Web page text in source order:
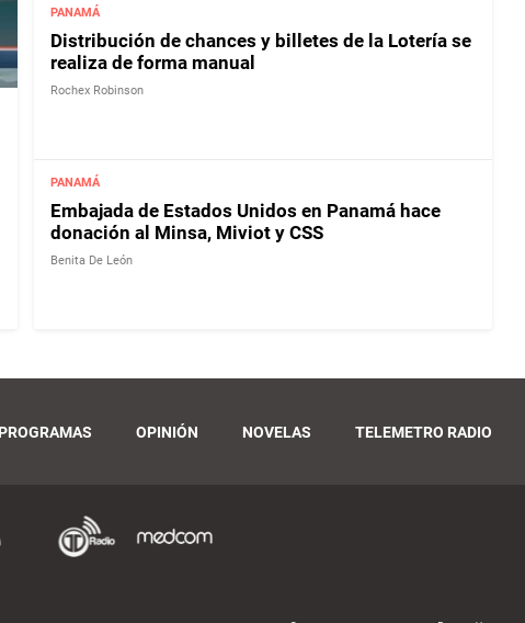
PANAMÁ
Distribución de chances y billetes de la Lotería se
realiza de forma manual
Rochex Robinson
PANAMÁ
Embajada de Estados Unidos en Panamá hace
donación al Minsa, Miviot y CSS
Benita De León
PROGRAMAS OPINIÓN NOVELAS TELEMETRO RADIO